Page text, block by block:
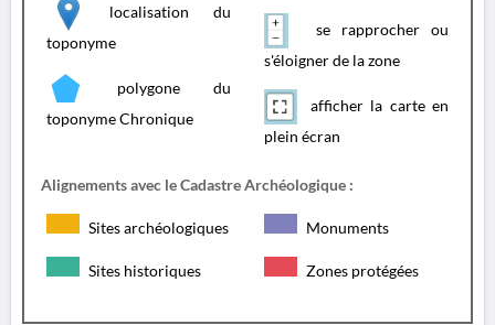
localisation du
toponyme
polygone du
toponyme Chronique
se rapprocher ou
s'éloigner de la zone
afficher la carte en
plein écran
Alignements avec le Cadastre Archéologique :
Sites archéologiques Monuments
Sites historiques Zones protégées